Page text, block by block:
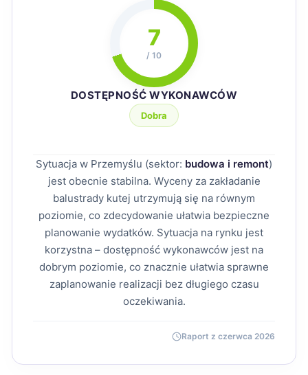
7
/ 10
DOSTĘPNOŚĆ WYKONAWCÓW
Dobra
Sytuacja w Przemyślu (sektor: budowa i remont)
jest obecnie stabilna. Wyceny za zakładanie
balustrady kutej utrzymują się na równym
poziomie, co zdecydowanie ułatwia bezpieczne
planowanie wydatków. Sytuacja na rynku jest
korzystna – dostępność wykonawców jest na
dobrym poziomie, co znacznie ułatwia sprawne
zaplanowanie realizacji bez długiego czasu
oczekiwania.
Raport z czerwca 2026